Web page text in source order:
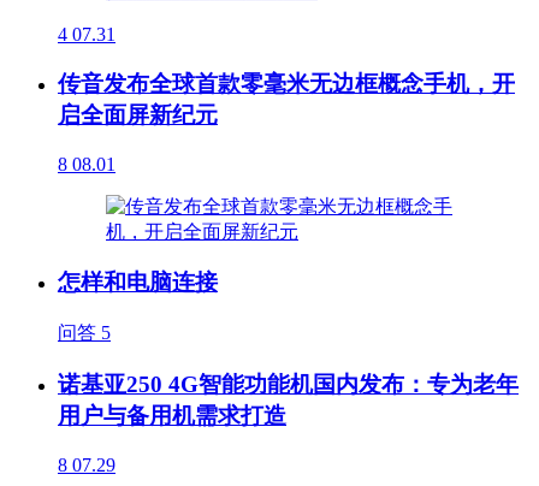
4 07.31
传音发布全球首款零毫米无边框概念手机，开
启全面屏新纪元
8 08.01
怎样和电脑连接
问答 5
诺基亚250 4G智能功能机国内发布：专为老年
用户与备用机需求打造
8 07.29